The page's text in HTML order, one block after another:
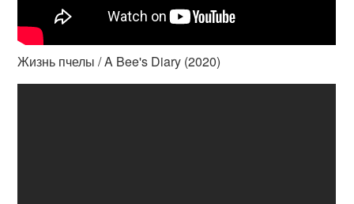
Жизнь пчелы / A Bee's Diary (2020)